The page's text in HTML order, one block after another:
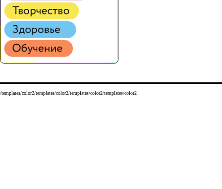
/templates/color2/templates/color2/templates/color2/templates/color2